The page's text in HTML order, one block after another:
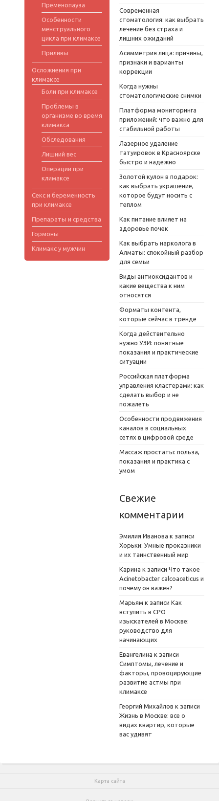
Пременопауза
Особенности
менструального
цикла при климаксе
Приливы
Осложнения при
климаксе
Боли при климаксе
Проблемы в
организме во время
климакса
Обследования
Лишний вес
Операции при
климаксе
Секс и беременность
при климаксе
Препараты и средства
Гормоны
Климакс у мужчин
Современная
стоматология: как выбрать
лечение без страха и
лишних ожиданий
Асимметрия лица: причины,
признаки и варианты
коррекции
Когда нужны
стоматологические снимки
Платформа мониторинга
приложений: что важно для
стабильной работы
Лазерное удаление
татуировок в Красноярске
быстро и надежно
Золотой кулон в подарок:
как выбрать украшение,
которое будут носить с
теплом
Как питание влияет на
здоровье почек
Как выбрать нарколога в
Алматы: спокойный разбор
для семьи
Виды антиоксидантов и
какие вещества к ним
относятся
Форматы контента,
которые сейчас в тренде
Когда действительно
нужно УЗИ: понятные
показания и практические
ситуации
Российская платформа
управления кластерами: как
сделать выбор и не
пожалеть
Особенности продвижения
каналов в социальных
сетях в цифровой среде
Массаж простаты: польза,
показания и практика с
умом
Свежие
комментарии
Эмилия Иванова к записи
Хорьки: Умные проказники
и их таинственный мир
Карина к записи Что такое
Acinetobacter calcoaceticus и
почему он важен?
Марьям к записи Как
вступить в СРО
изыскателей в Москве:
руководство для
начинающих
Евангелина к записи
Симптомы, лечение и
факторы, провоцирующие
развитие астмы при
климаксе
Георгий Михайлов к записи
Жизнь в Москве: все о
видах квартир, которые
вас удивят
Карта сайта